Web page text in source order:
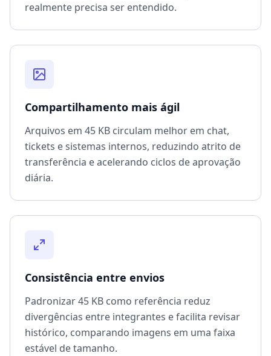
realmente precisa ser entendido.
Compartilhamento mais ágil
Arquivos em 45 KB circulam melhor em chat,
tickets e sistemas internos, reduzindo atrito de
transferência e acelerando ciclos de aprovação
diária.
Consistência entre envios
Padronizar 45 KB como referência reduz
divergências entre integrantes e facilita revisar
histórico, comparando imagens em uma faixa
estável de tamanho.